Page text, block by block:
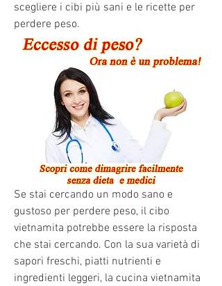
scegliere i cibi più sani e le ricette per
perdere peso.
Se stai cercando un modo sano e
gustoso per perdere peso, il cibo
vietnamita potrebbe essere la risposta
che stai cercando. Con la sua varietà di
sapori freschi, piatti nutrienti e
ingredienti leggeri, la cucina vietnamita